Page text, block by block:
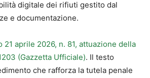
digitale dei rifiuti gestito dal
e documentazione.
21 aprile 2026, n. 81, attuazione della
(Gazzetta Ufficiale). Il testo
che rafforza la tutela penale